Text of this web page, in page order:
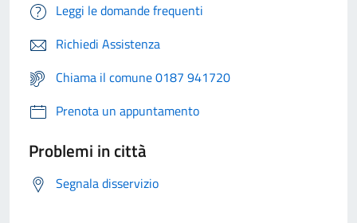
Leggi le domande frequenti
Richiedi Assistenza
Chiama il comune 0187 941720
Prenota un appuntamento
Problemi in città
Segnala disservizio